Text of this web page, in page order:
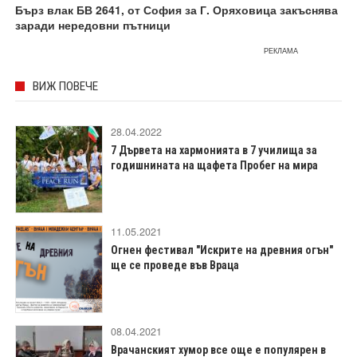
Бърз влак БВ 2641, от София за Г. Оряховица закъснява
заради нередовни пътници
РЕКЛАМА
ВИЖ ПОВЕЧЕ
28.04.2022
7 Дървета на хармонията в 7 училища за
годишнината на щафета Пробег на мира
11.05.2021
Огнен фестивал "Искрите на древния огън"
ще се проведе във Враца
08.04.2021
Врачанският хумор все още е популярен в